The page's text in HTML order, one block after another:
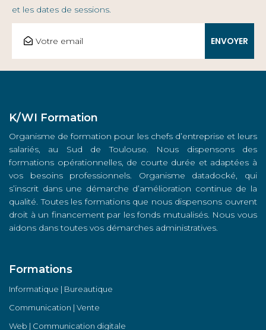
et les dates de sessions.
K/WI Formation
Organisme de formation pour les chefs d’entreprise et leurs
salariés, au Sud de Toulouse. Nous dispensons des
formations opérationnelles, de courte durée et adaptées à
vos besoins professionnels. Organisme datadocké, qui
s’inscrit dans une démarche d’amélioration continue de la
qualité. Toutes les formations que nous dispensons ouvrent
droit à un financement par les fonds mutualisés. Nous vous
aidons dans toutes vos démarches administratives.
Formations
Informatique | Bureautique
Communication | Vente
Web | Communication digitale